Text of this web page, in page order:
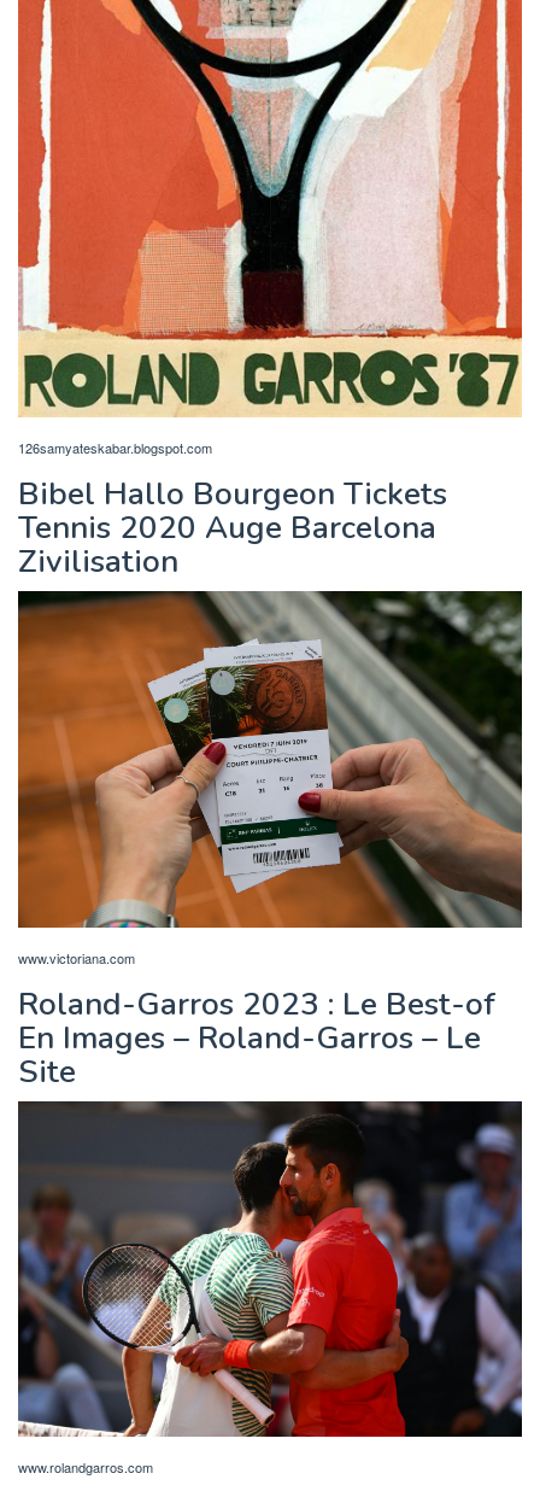
126samyateskabar.blogspot.com
Bibel Hallo Bourgeon Tickets
Tennis 2020 Auge Barcelona
Zivilisation
www.victoriana.com
Roland-Garros 2023 : Le Best-of
En Images – Roland-Garros – Le
Site
www.rolandgarros.com